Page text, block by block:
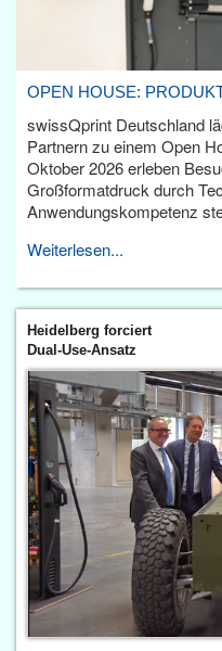
OPEN HOUSE:
swissQprint Deutschland
Partnern zu einem Open
Oktober 2026 erleben
Großformatdruck durch
Anwendungskompetenz
Weiterlesen...
Heidelberg forciert
Dual-Use-Ansatz